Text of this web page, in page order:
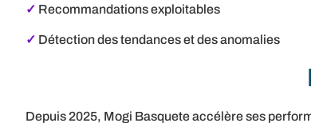
✓ Recommandations exploitables
✓ Détection des tendances et des anomalies
Depuis 2025, Mogi Basquete accélère ses